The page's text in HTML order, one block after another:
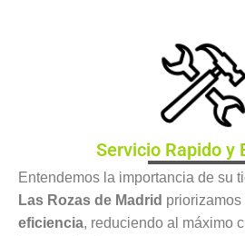
Servicio Rapido y
Entendemos la importancia de su
Las Rozas de Madrid priorizamos
eficiencia, reduciendo al máximo